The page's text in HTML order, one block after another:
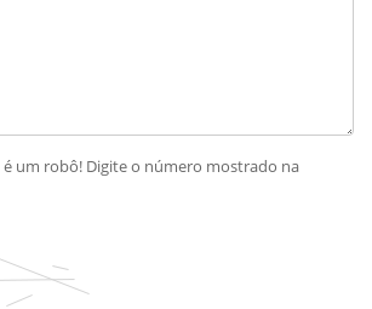
um robô! Digite o número mostrado na